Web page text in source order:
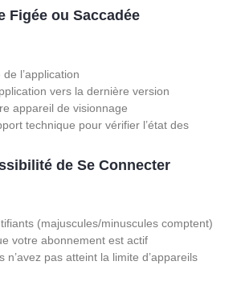
Figée ou Saccadée
l’application
vers la dernière version
appareil de visionnage
technique pour vérifier l’état des
de Se Connecter
(majuscules/minuscules comptent)
votre abonnement est actif
n’avez pas atteint la limite d’appareils